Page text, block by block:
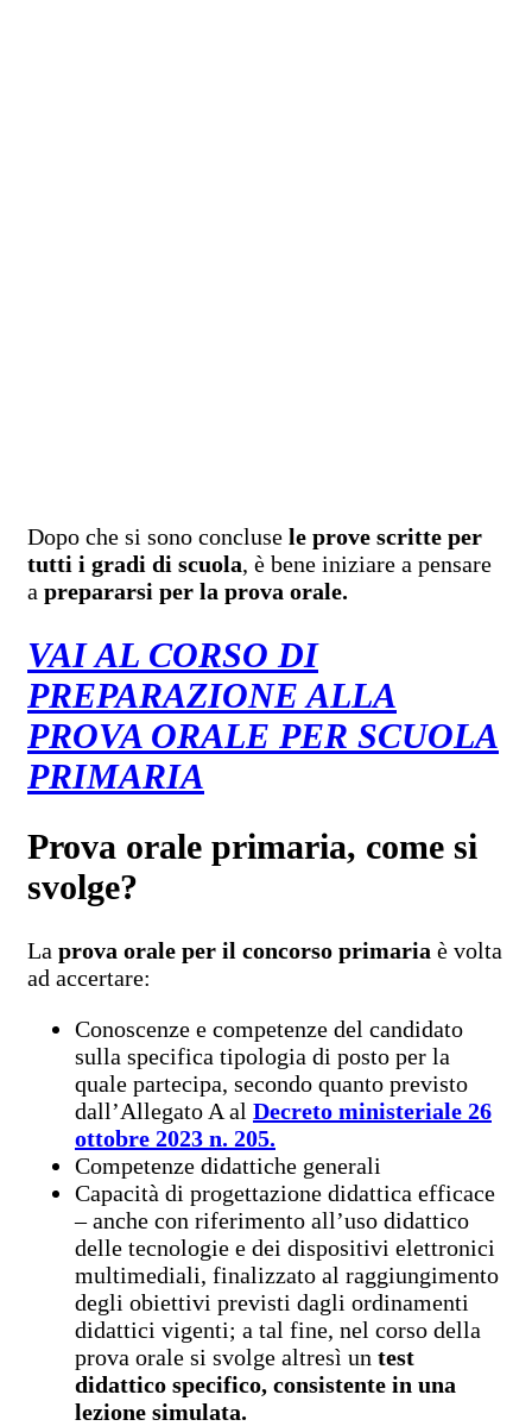
Dopo che si sono concluse le prove scritte per
tutti i gradi di scuola, è bene iniziare a pensare
a prepararsi per la prova orale.
VAI AL CORSO DI
PREPARAZIONE ALLA
PROVA ORALE PER SCUOLA
PRIMARIA
Prova orale primaria, come si
svolge?
La prova orale per il concorso primaria è volta
ad accertare:
Conoscenze e competenze del candidato
sulla specifica tipologia di posto per la
quale partecipa, secondo quanto previsto
dall’Allegato A al Decreto ministeriale 26
ottobre 2023 n. 205.
Competenze didattiche generali
Capacità di progettazione didattica efficace
– anche con riferimento all’uso didattico
delle tecnologie e dei dispositivi elettronici
multimediali, finalizzato al raggiungimento
degli obiettivi previsti dagli ordinamenti
didattici vigenti; a tal fine, nel corso della
prova orale si svolge altresì un test
didattico specifico, consistente in una
lezione simulata.